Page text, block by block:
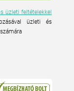
üzleti feltételekkel
üzleti és